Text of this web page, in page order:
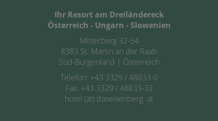
Ihr Resort am Dreiländereck
Österreich - Ungarn - Slowenien
Mitterberg 32-34
8383 St. Martin an der Raab
Süd-Burgenland | Österreich
Telefon: +43 3329 / 48833-0
Fax: +43 3329 / 48833-33
hotel (at) daseisenberg. at